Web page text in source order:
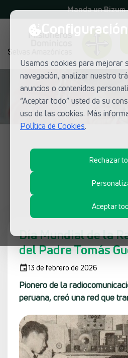
Configuración
Usamos cookies para mejorar
navegación, analizar nuestro
anuncios o contenidos
“Aceptar todo” usted da su
uso de las cookies. Más
Política de Cookies.
Rechazar
Aceptar
Manda un
¿Qué está pasando
Día Mundial de la
del Padre Tomás
13 de febrero de 2026
Pionero de la
peruana, creó una red que